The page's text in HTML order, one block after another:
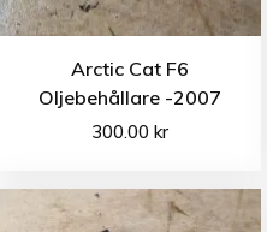
Arctic Cat F6
Oljebehållare -2007
300.00kr